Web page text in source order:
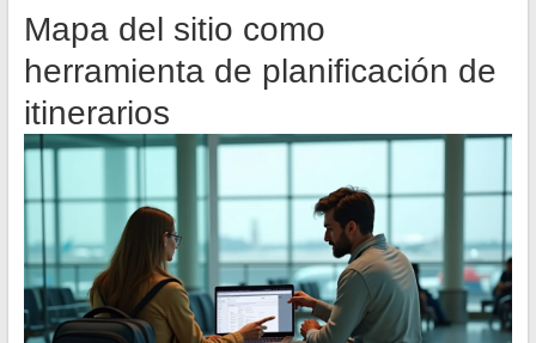
Mapa del sitio como
herramienta de planificación de
itinerarios